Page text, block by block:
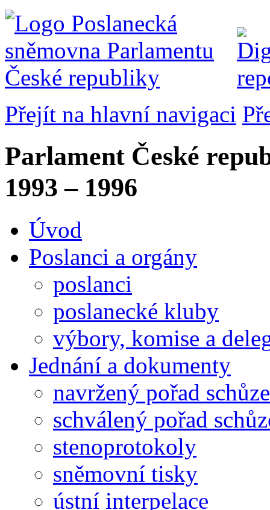
Přejít na hlavní navigaci
Parlament České
1993 – 1996
Úvod
Poslanci a orgány
poslanci
poslanecké kluby
výbory, komise a
Jednání a dokumenty
navržený pořad schůze
schválený pořad
stenoprotokoly
sněmovní tisky
ústní interpelace